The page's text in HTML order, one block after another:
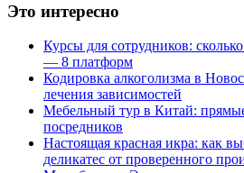
Это интересно
Курсы для сотрудников:
— 8 платформ
Кодировка алкоголизма в
лечения зависимостей
Мебельный тур в Китай:
посредников
Настоящая красная икра: как
деликатес от проверенного